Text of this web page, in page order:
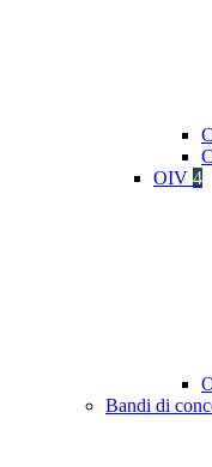
OIV 4
Bandi di